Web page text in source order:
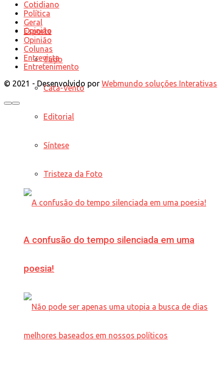
Opinião
Tudo
Cata-Vento
Editorial
Síntese
Tristeza da Foto
A confusão do tempo silenciada em uma
poesia!
Cotidiano
Política
Geral
Esporte
Opinião
Colunas
Entrevista
Entretenimento
© 2021 - Desenvolvido por Webmundo soluções Interativas